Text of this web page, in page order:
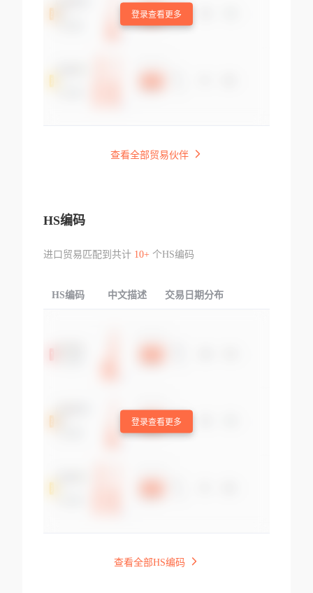
登录查看更多
查看全部贸易伙伴
HS编码
进口贸易匹配到共计 10+个HS编码
HS编码 中文描述 交易日期分布
登录查看更多
查看全部HS编码